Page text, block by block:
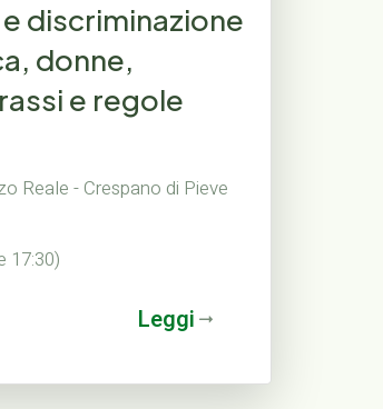
discriminazione
donne,
e regole
Reale - Crespano di Pieve
17:30)
Leggi